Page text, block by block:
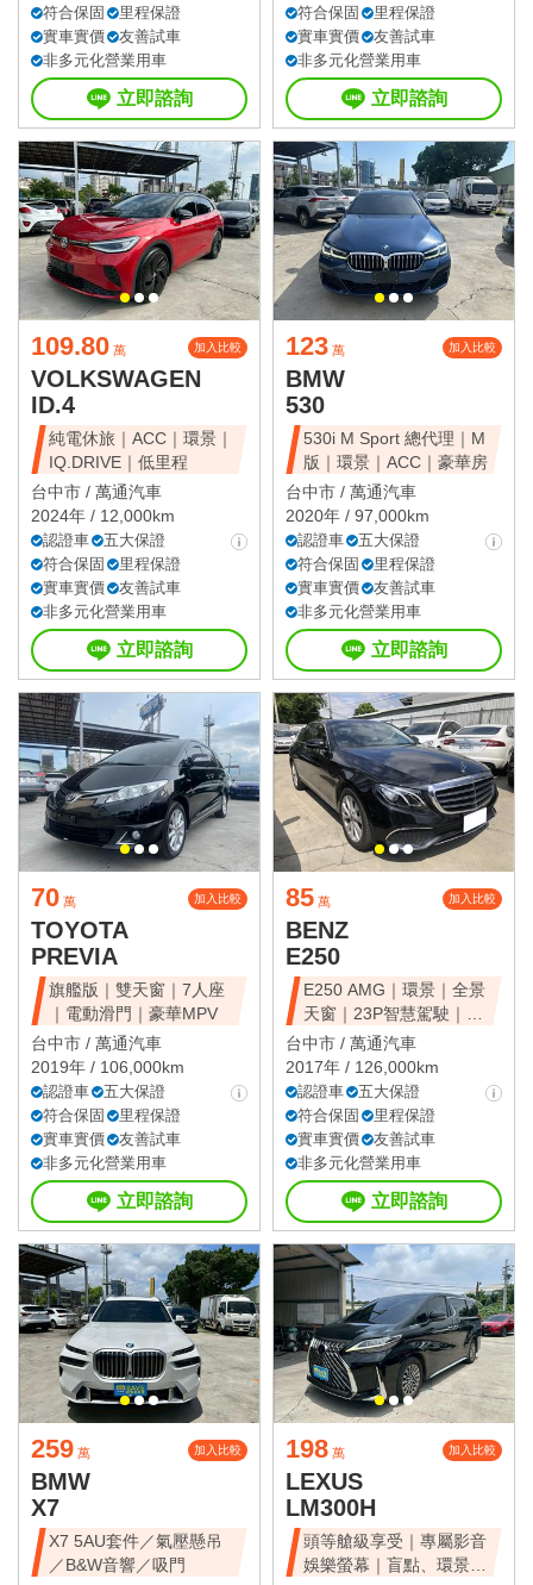
符合保固
里程保證
實車實價
友善試車
非多元化營業用車
立即諮詢
符合保固
里程保證
實車實價
友善試車
非多元化營業用車
立即諮詢
109.80 萬 加入比較
VOLKSWAGEN
ID.4
純電休旅｜ACC｜環景｜
IQ.DRIVE｜低里程
台中市 / 萬通汽車
2024年 / 12,000km
認證車
五大保證
符合保固
里程保證
實車實價
友善試車
非多元化營業用車
立即諮詢
123 萬 加入比較
BMW
530
530i M Sport 總代理｜M
版｜環景｜ACC｜豪華房
台中市 / 萬通汽車
2020年 / 97,000km
認證車
五大保證
符合保固
里程保證
實車實價
友善試車
非多元化營業用車
立即諮詢
70 萬 加入比較
TOYOTA
PREVIA
旗艦版｜雙天窗｜7人座
｜電動滑門｜豪華MPV
台中市 / 萬通汽車
2019年 / 106,000km
認證車
五大保證
符合保固
里程保證
實車實價
友善試車
非多元化營業用車
立即諮詢
85 萬 加入比較
BENZ
E250
E250 AMG｜環景｜全景
天窗｜23P智慧駕駛｜總
代理
台中市 / 萬通汽車
2017年 / 126,000km
認證車
五大保證
符合保固
里程保證
實車實價
友善試車
非多元化營業用車
立即諮詢
259 萬 加入比較
BMW
X7
X7 5AU套件／氣壓懸吊
／B&W音響／吸門
198 萬 加入比較
LEXUS
LM300H
頭等艙級享受｜專屬影音
娛樂螢幕｜盲點、環景、